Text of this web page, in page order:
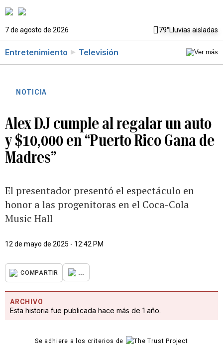
7 de agosto de 2026 79°Lluvias aisladas
Entretenimiento Televisión
NOTICIA
Alex DJ cumple al regalar un auto
y $10,000 en “Puerto Rico Gana de
Madres”
El presentador presentó el espectáculo en
honor a las progenitoras en el Coca-Cola
Music Hall
12 de mayo de 2025 - 12:42 PM
COMPARTIR ...
ARCHIVO
Esta historia fue publicada hace más de 1 año.
Se adhiere a los criterios de